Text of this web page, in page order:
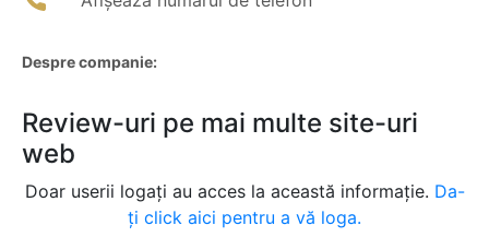
Despre companie:
Review-uri pe mai multe site-uri
web
Doar userii logați au acces la această informație. Da-
ți click aici pentru a vă loga.